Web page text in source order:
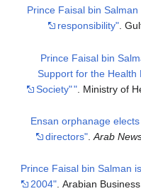
"Prince
"Prince
Support
Society"" .
"Ensan
"Prince Faisal
2004".